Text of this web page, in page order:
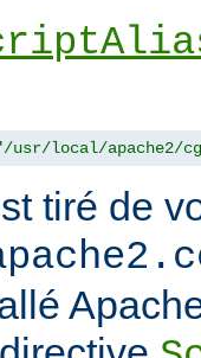
usr/local/apache2/
tiré de